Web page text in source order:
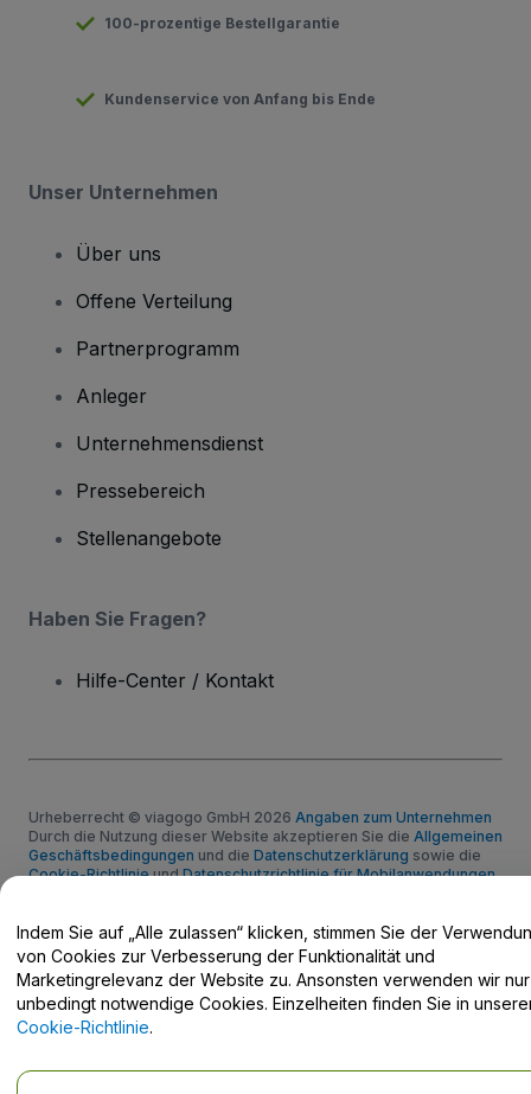
100-prozentige Bestellgarantie
Kundenservice von Anfang bis Ende
Unser Unternehmen
Über uns
Offene Verteilung
Partnerprogramm
Anleger
Unternehmensdienst
Pressebereich
Stellenangebote
Haben Sie Fragen?
Hilfe-Center / Kontakt
Urheberrecht © viagogo GmbH 2026 Angaben zum Unternehmen
Durch die Nutzung dieser Website akzeptieren Sie die Allgemeinen
Geschäftsbedingungen und die Datenschutzerklärung sowie die
Cookie-RichtlinieundDatenschutzrichtlinie für Mobilanwendungen
Indem Sie auf „Alle zulassen“ klicken, stimmen Sie der
von Cookies zur Verbesserung der Funktionalität und
Marketingrelevanz der Website zu. Ansonsten verwenden wir nur
unbedingt notwendige Cookies. Einzelheiten finden Sie in
Cookie-Richtlinie.